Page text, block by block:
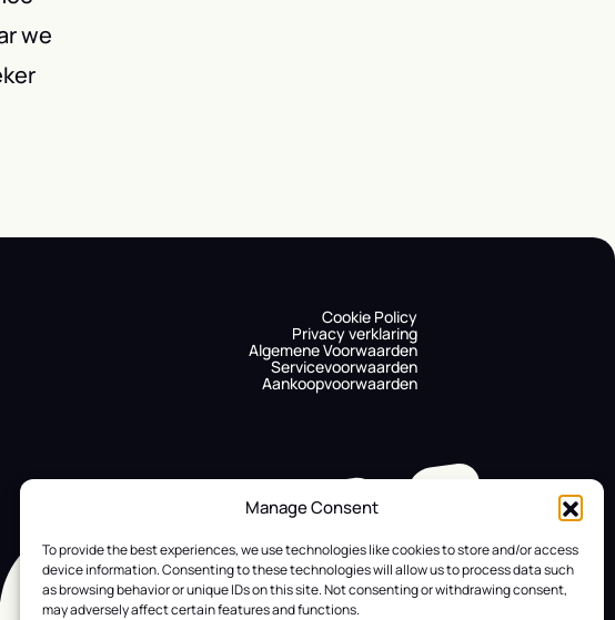
Manage Consent
To provide the best experiences, we use technologies like cookies to store and/or access
device information. Consenting to these technologies will allow us to process data such
as browsing behavior or unique IDs on this site. Not consenting or withdrawing consent,
may adversely affect certain features and functions.
we
Cookie Policy
Privacy verklaring
Algemene Voorwaarden
Servicevoorwaarden
Aankoopvoorwaarden